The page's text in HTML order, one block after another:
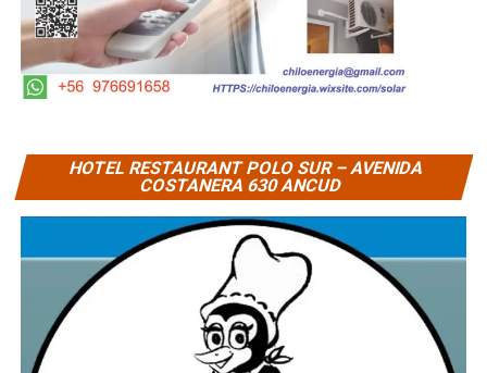
HOTEL RESTAURANT POLO SUR – AVENIDA
COSTANERA 630 ANCUD